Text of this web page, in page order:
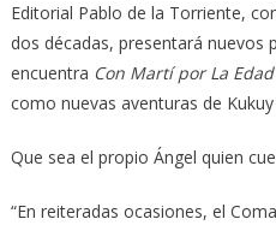
Editorial Pablo de la Torriente,
dos décadas, presentará nuevos
encuentra Con Martí por La
como nuevas aventuras de
Que sea el propio Ángel quien
“En reiteradas ocasiones, el